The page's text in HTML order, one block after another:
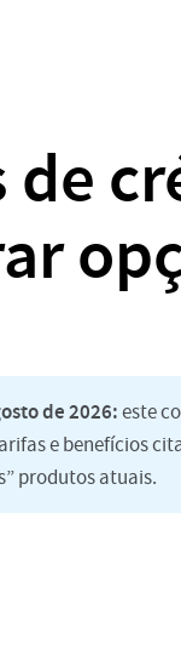
de
de 2026:este
e benefícios
produtos atuais.